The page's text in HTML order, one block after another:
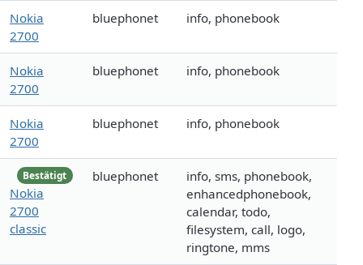
Nokia
2700
bluephonet info, phonebook
Nokia
2700
bluephonet info, phonebook
Nokia
2700
bluephonet info, phonebook
Bestätigt
Nokia
2700
classic
bluephonet
info, sms, phonebook,
enhancedphonebook,
calendar, todo,
filesystem, call, logo,
ringtone, mms